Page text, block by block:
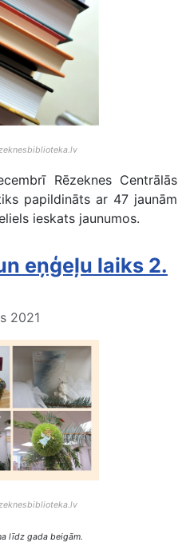
Rēzeknes Centrālās
papildināts ar 47 jaunām
ieskats jaunumos.
eņģeļu laiks 2.
2021
līdz gada beigām.